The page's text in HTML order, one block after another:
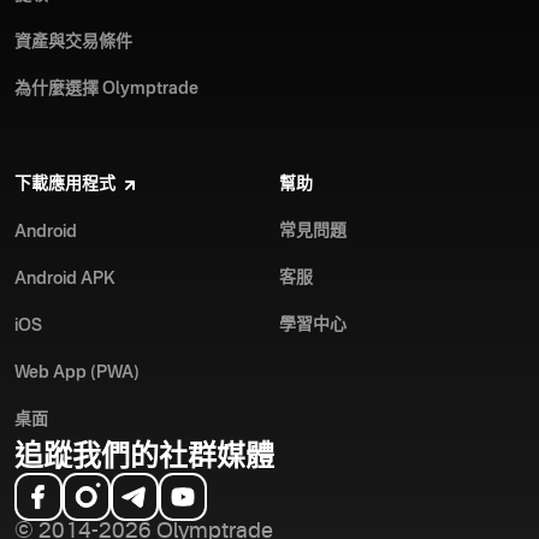
資產與交易條件
為什麼選擇 Olymptrade
下載應用程式
Android
Android APK
iOS
Web App (PWA)
桌面
幫助
常見問題
客服
學習中心
追蹤我們的社群媒體
© 2014-2026 Olymptrade